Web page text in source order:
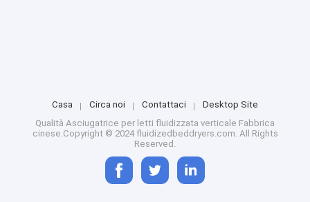
Casa Circa noi Contattaci
Desktop Site
Qualità Asciugatrice per letti fluidizzata verticale Fabbrica
cinese.Copyright © 2024 fluidizedbeddryers.com. All Rights
Reserved.